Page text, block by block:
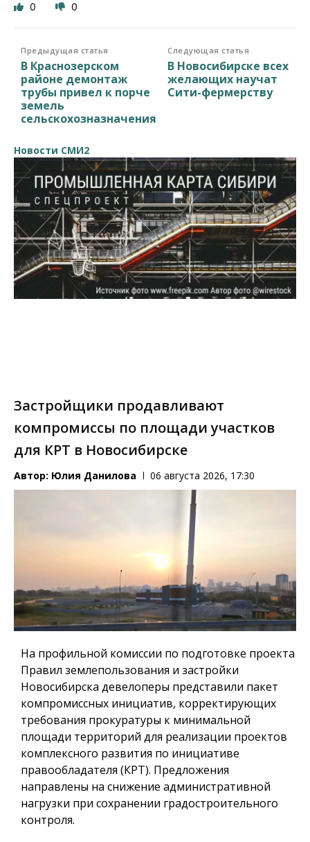
0 0
Предыдущая статья
В Краснозерском
районе демонтаж
трубы привел к порче
земель
сельскохозназначения
Следующая статья
В Новосибирске всех
желающих научат
Сити-фермерству
Новости СМИ2
Застройщики продавливают
компромиссы по площади участков
для КРТ в Новосибирске
Автор: Юлия Данилова 06 августа 2026, 17:30
На профильной комиссии по подготовке проекта
Правил землепользования и застройки
Новосибирска девелоперы представили пакет
компромиссных инициатив, корректирующих
требования прокуратуры к минимальной
площади территорий для реализации проектов
комплексного развития по инициативе
правообладателя (КРТ). Предложения
направлены на снижение административной
нагрузки при сохранении градостроительного
контроля.